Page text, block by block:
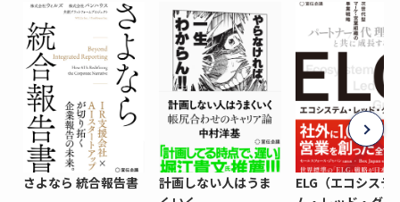
さよなら 統合報告書
計画しない人はうま
ELG（エコシステ